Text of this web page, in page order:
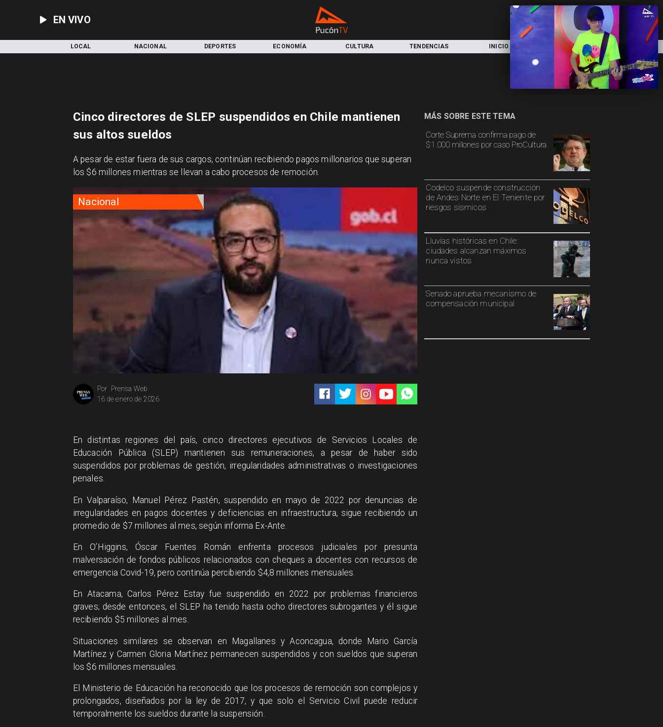
EN VIVO
LOCAL NACIONAL DEPORTES ECONOMÍA CULTURA TENDENCIAS INICIO LOCAL
Nacional
Prensa Web
Por
16 de enero de 2026
Corte Suprema confirma pago de
$1.000 millones por caso ProCultura
Codelco suspende construcción
de Andes Norte en El Teniente por
riesgos sísmicos
Lluvias históricas en Chile:
ciudades alcanzan máximos
nunca vistos
Senado aprueba mecanismo de
compensación municipal
MÁS SOBRE ESTE TEMA
Cinco directores de SLEP suspendidos en Chile mantienen
sus altos sueldos
A pesar de estar fuera de sus cargos, continúan recibiendo pagos millonarios que superan
los $6 millones mientras se llevan a cabo procesos de remoción.
En distintas regiones del país, cinco directores ejecutivos de Servicios Locales de
Educación Pública (SLEP) mantienen sus remuneraciones, a pesar de haber sido
suspendidos por problemas de gestión, irregularidades administrativas o investigaciones
penales.
En Valparaíso, Manuel Pérez Pastén, suspendido en mayo de 2022 por denuncias de
irregularidades en pagos docentes y deficiencias en infraestructura, sigue recibiendo un
promedio de $7 millones al mes, según informa Ex-Ante.
En O’Higgins, Óscar Fuentes Román enfrenta procesos judiciales por presunta
malversación de fondos públicos relacionados con cheques a docentes con recursos de
emergencia Covid-19, pero continúa percibiendo $4,8 millones mensuales.
En Atacama, Carlos Pérez Estay fue suspendido en 2022 por problemas financieros
graves; desde entonces, el SLEP ha tenido hasta ocho directores subrogantes y él sigue
recibiendo $5 millones al mes.
Situaciones similares se observan en Magallanes y Aconcagua, donde Mario García
Martínez y Carmen Gloria Martínez permanecen suspendidos y con sueldos que superan
los $6 millones mensuales.
El Ministerio de Educación ha reconocido que los procesos de remoción son complejos y
prolongados, diseñados por la ley de 2017, y que solo el Servicio Civil puede reducir
temporalmente los sueldos durante la suspensión.